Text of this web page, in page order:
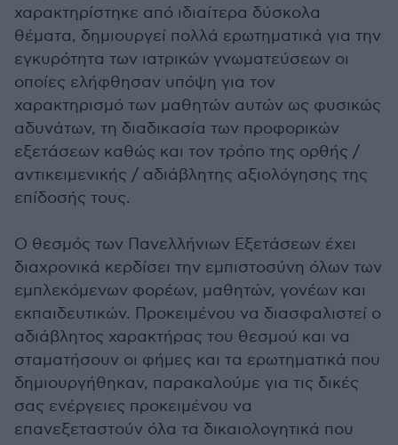
χαρακτηρίστηκε από ιδιαίτερα δύσκολα
θέματα, δημιουργεί πολλά ερωτηματικά για την
εγκυρότητα των ιατρικών γνωματεύσεων οι
οποίες ελήφθησαν υπόψη για τον
χαρακτηρισμό των μαθητών αυτών ως φυσικώς
αδυνάτων, τη διαδικασία των προφορικών
εξετάσεων καθώς και τον τρόπο της ορθής /
αντικειμενικής / αδιάβλητης αξιολόγησης της
επίδοσής τους.
Ο θεσμός των Πανελλήνιων Εξετάσεων έχει
διαχρονικά κερδίσει την εμπιστοσύνη όλων των
εμπλεκόμενων φορέων, μαθητών, γονέων και
εκπαιδευτικών. Προκειμένου να διασφαλιστεί ο
αδιάβλητος χαρακτήρας του θεσμού και να
σταματήσουν οι φήμες και τα ερωτηματικά που
δημιουργήθηκαν, παρακαλούμε για τις δικές
σας ενέργειες προκειμένου να
επανεξεταστούν όλα τα δικαιολογητικά που